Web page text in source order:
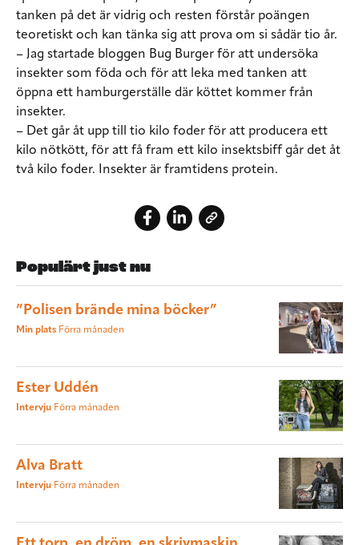
tanken på det är vidrig och resten förstår poängen
teoretiskt och kan tänka sig att prova om si sådär tio år.
– Jag startade bloggen Bug Burger för att undersöka
insekter som föda och för att leka med tanken att
öppna ett hamburgerställe där köttet kommer från
insekter.
– Det går åt upp till tio kilo foder för att producera ett
kilo nötkött, för att få fram ett kilo insektsbiff går det åt
två kilo foder. Insekter är framtidens protein.
Populärt just nu
”Polisen brände mina böcker”
Min plats Förra månaden
Ester Uddén
Intervju Förra månaden
Alva Bratt
Intervju Förra månaden